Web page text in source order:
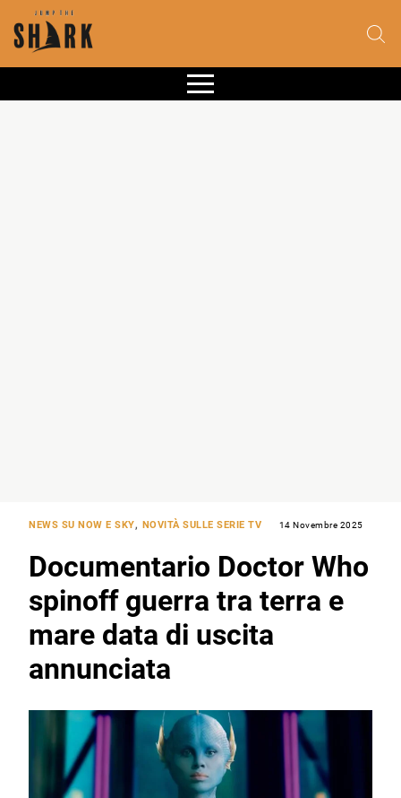
NEWS SU NOW E SKY, NOVITÀ SULLE SERIE TV 14 Novembre 2025
Documentario Doctor Who
spinoff guerra tra terra e
mare data di uscita
annunciata